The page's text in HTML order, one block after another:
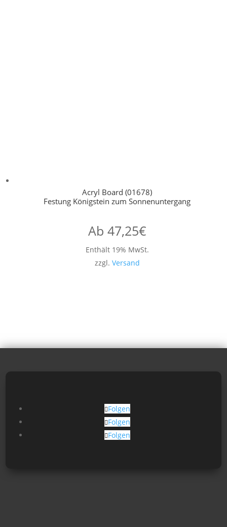
Acryl Board (01678)
Festung Königstein zum Sonnenuntergang
Ab 47,25€
Enthält 19% MwSt.
zzgl. Versand
Folgen
Folgen
Folgen